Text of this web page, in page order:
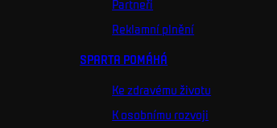
Partneři
Reklamní plnění
SPARTA POMÁHÁ
Ke zdravému životu
K osobnímu rozvoji